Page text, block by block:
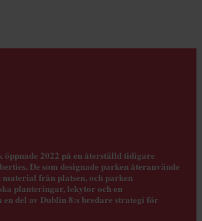
2022 på en återställd tidigare
De som designade parken återanvände
från platsen, och parken
planteringar, lekytor och en
del av Dublin 8:s bredare strategi för